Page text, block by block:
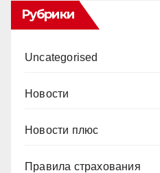
Рубрики
Uncategorised
Новости
Новости плюс
Правила страхования